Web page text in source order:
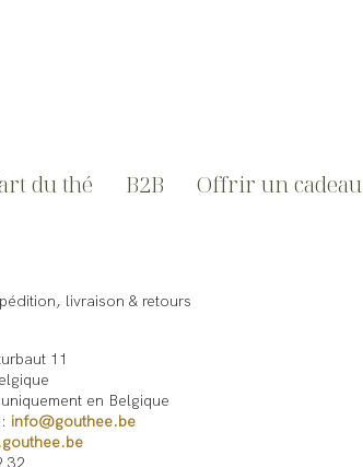
du thé B2B Offrir un cadeau
livraison & retours
11
en Belgique
info@gouthee.be
32